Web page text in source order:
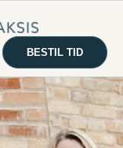
BESTIL TID